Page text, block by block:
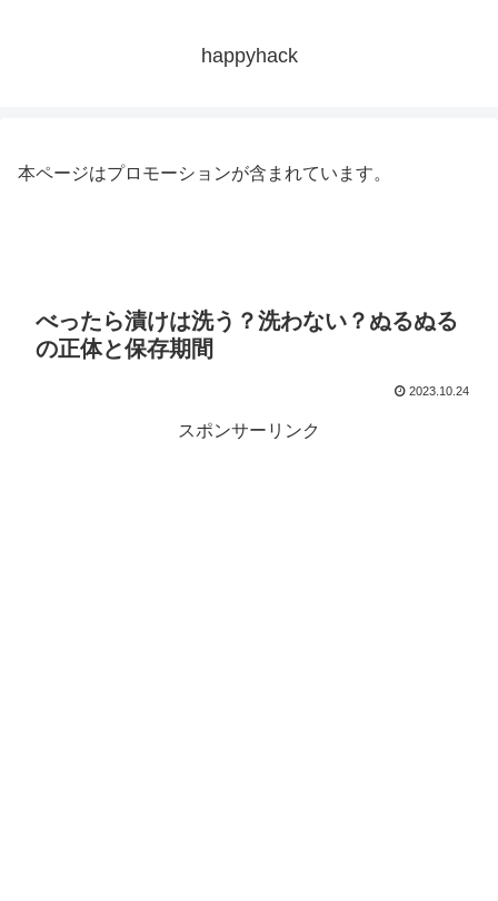
happyhack
本ページはプロモーションが含まれています。
べったら漬けは洗う？洗わない？ぬるぬる
の正体と保存期間
2023.10.24
スポンサーリンク